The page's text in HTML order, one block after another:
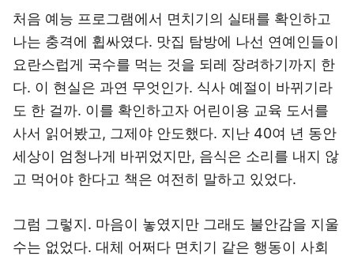
처음 예능 프로그램에서 면치기의 실태를 확인하고
나는 충격에 휩싸였다. 맛집 탐방에 나선 연예인들이
요란스럽게 국수를 먹는 것을 되레 장려하기까지 한
다. 이 현실은 과연 무엇인가. 식사 예절이 바뀌기라
도 한 걸까. 이를 확인하고자 어린이용 교육 도서를
사서 읽어봤고, 그제야 안도했다. 지난 40여 년 동안
세상이 엄청나게 바뀌었지만, 음식은 소리를 내지 않
고 먹어야 한다고 책은 여전히 말하고 있었다.
그럼 그렇지. 마음이 놓였지만 그래도 불안감을 지울
수는 없었다. 대체 어쩌다 면치기 같은 행동이 사회